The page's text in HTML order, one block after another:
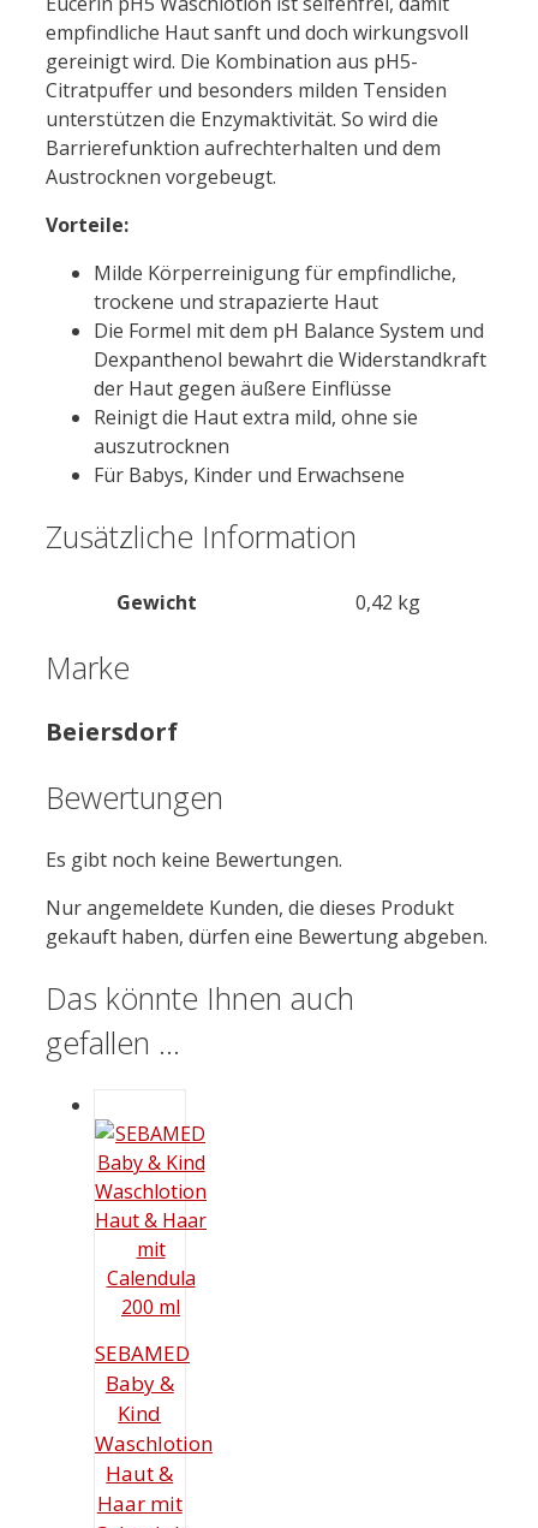
empfindliche Haut sanft und doch wirkungsvoll
gereinigt wird. Die Kombination aus pH5-
Citratpuffer und besonders milden Tensiden
unterstützen die Enzymaktivität. So wird die
Barrierefunktion aufrechterhalten und dem
Austrocknen vorgebeugt.
Vorteile:
Milde Körperreinigung für empfindliche,
trockene und strapazierte Haut
Die Formel mit dem pH Balance System und
Dexpanthenol bewahrt die Widerstandkraft
der Haut gegen äußere Einflüsse
Reinigt die Haut extra mild, ohne sie
auszutrocknen
Für Babys, Kinder und Erwachsene
Zusätzliche Information
Gewicht 0,42 kg
Marke
Beiersdorf
Bewertungen
Es gibt noch keine Bewertungen.
Nur angemeldete Kunden, die dieses Produkt
gekauft haben, dürfen eine Bewertung abgeben.
Das könnte Ihnen auch
gefallen …
SEBAMED
Baby &
Kind
Waschlotion
Haut &
Haar mit